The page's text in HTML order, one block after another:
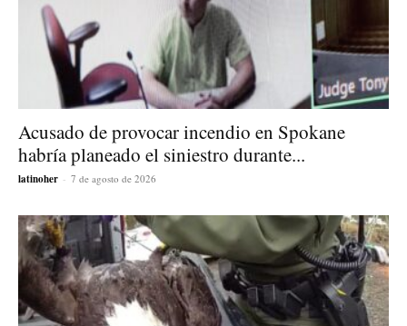
Acusado de provocar incendio en Spokane
habría planeado el siniestro durante...
latinoher - 7 de agosto de 2026